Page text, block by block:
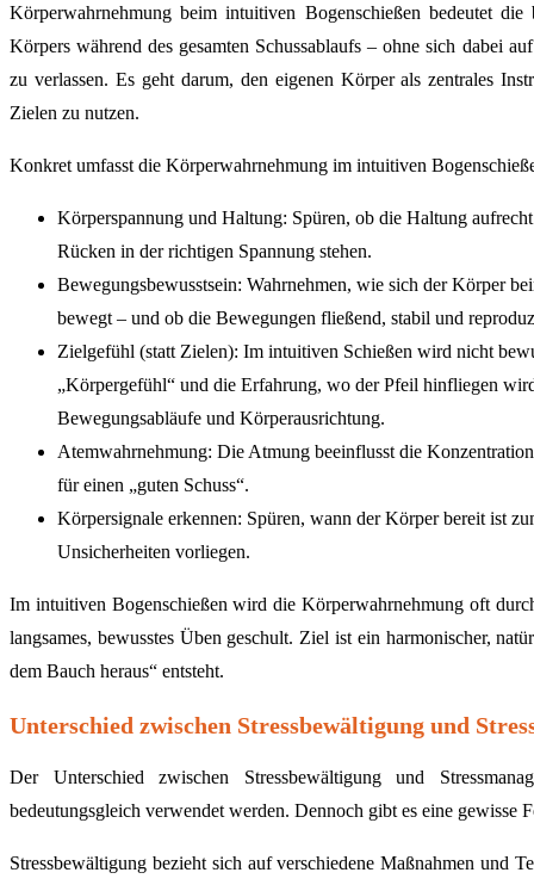
Körperwahrnehmung beim intuitiven Bogenschießen bedeutet
Körpers während des gesamten Schussablaufs – ohne sich dabei
zu verlassen. Es geht darum, den eigenen Körper als zentrales
Zielen zu nutzen.
Konkret umfasst die Körperwahrnehmung im intuitiven
Körperspannung und Haltung: Spüren, ob die Haltung
Rücken in der richtigen Spannung stehen.
Bewegungsbewusstsein: Wahrnehmen, wie sich der Körper
bewegt – und ob die Bewegungen fließend, stabil und
Zielgefühl (statt Zielen): Im intuitiven Schießen wird nicht
„Körpergefühl“ und die Erfahrung, wo der Pfeil hinfliegen
Bewegungsabläufe und Körperausrichtung.
Atemwahrnehmung: Die Atmung beeinflusst die
für einen „guten Schuss“.
Körpersignale erkennen: Spüren, wann der Körper bereit ist
Unsicherheiten vorliegen.
Im intuitiven Bogenschießen wird die Körperwahrnehmung oft
langsames, bewusstes Üben geschult. Ziel ist ein harmonischer,
dem Bauch heraus“ entsteht.
Unterschied zwischen Stressbewältigung und
Der Unterschied zwischen Stressbewältigung und
bedeutungsgleich verwendet werden. Dennoch gibt es eine gewisse
Stressbewältigung bezieht sich auf verschiedene Maßnahmen und